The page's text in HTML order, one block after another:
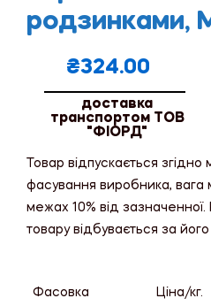
родзинками,
₴324.00
доставка
транспортом ТОВ
"ФІОРД"
Товар відпускається згідно
фасування виробника, вага
межах 10% від зазначенної.
товару відбувається за
Фасовка Ціна/кг.